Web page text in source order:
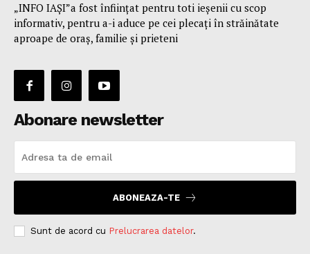
„INFO IAȘI”a fost înfiinţat pentru toti ieşenii cu scop
informativ, pentru a-i aduce pe cei plecaţi în străinătate
aproape de oraş, familie și prieteni
Abonare newsletter
ABONEAZA-TE
Sunt de acord cu Prelucrarea datelor.